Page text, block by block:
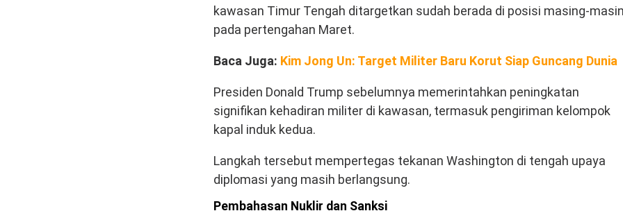
kawasan Timur Tengah ditargetkan sudah berada di posisi masing-
pada pertengahan Maret.
Baca Juga: Kim Jong Un: Target Militer Baru Korut Siap Guncang Dunia
Presiden Donald Trump sebelumnya memerintahkan peningkatan
signifikan kehadiran militer di kawasan, termasuk pengiriman kelompok
kapal induk kedua.
Langkah tersebut mempertegas tekanan Washington di tengah upaya
diplomasi yang masih berlangsung.
Pembahasan Nuklir dan Sanksi